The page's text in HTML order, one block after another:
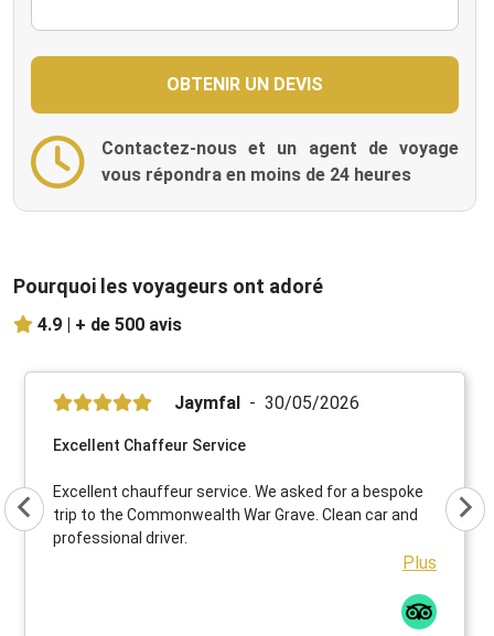
Contactez-nous et un agent de voyage
vous répondra en moins de 24 heures
Pourquoi les voyageurs ont adoré
4.9 | + de 500 avis
Jaymfal 30/05/2026
Excellent Chaffeur Service
Excellent chauffeur service. We asked for a bespoke
trip to the Commonwealth War Grave. Clean car and
professional driver.
Plus